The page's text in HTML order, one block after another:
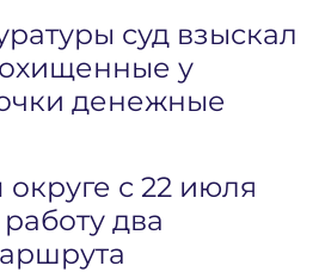
суд взыскал
у
денежные
с 22 июля
два